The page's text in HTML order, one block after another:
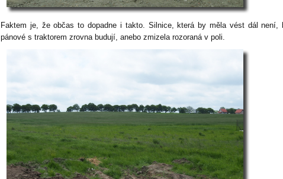
Faktem je, že občas to dopadne i takto. Silnice, která by měla vést dál není,
pánové s traktorem zrovna budují, anebo zmizela rozoraná v poli.